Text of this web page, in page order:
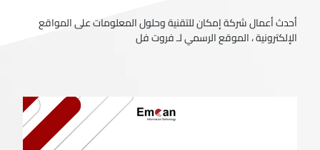
أحدث أعمال شركة إمكان للتقنية وحلول المعلومات على المواقع
الإلكترونية ، الموقع الرسمي لـ فروت فل